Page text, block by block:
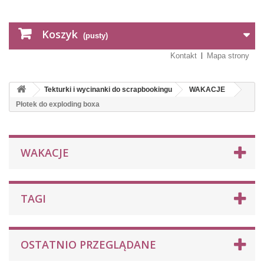
Koszyk (pusty)
Kontakt Mapa strony
Tekturki i wycinanki do scrapbookingu
WAKACJE
Płotek do exploding boxa
WAKACJE
TAGI
OSTATNIO PRZEGLĄDANE